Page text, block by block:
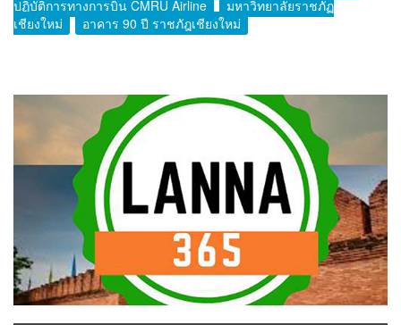
ปฏิบัติการทางการบิน CMRU Airline
มหาวิทยาลัยราชภัฏ
เชียงใหม่
อาคาร 90 ปี ราชภัฎเชียงใหม่